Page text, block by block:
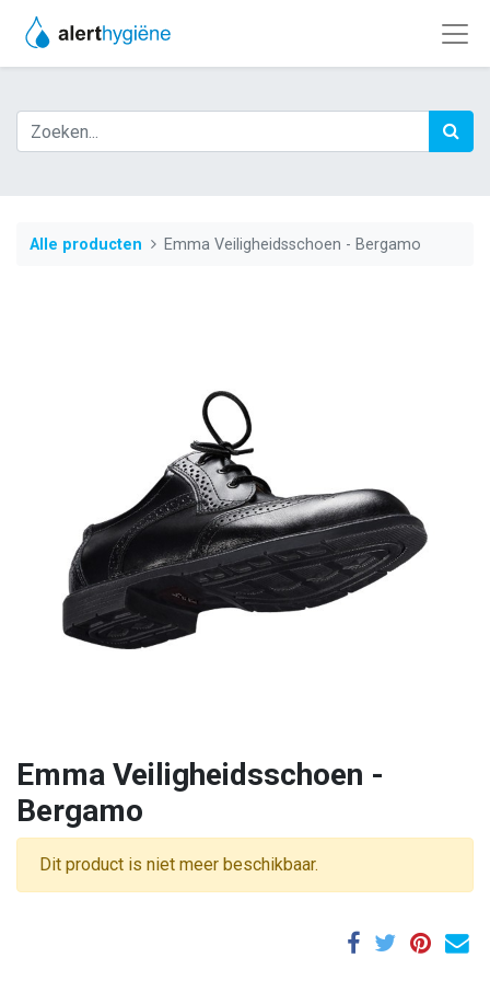
Alle producten Emma Veiligheidsschoen - Bergamo
Emma Veiligheidsschoen -
Bergamo
Dit product is niet meer beschikbaar.